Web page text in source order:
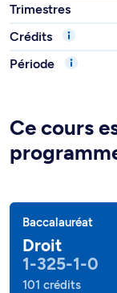
Trimestres
Crédits
Période
Ce cours
Baccalauréat
Droit
1-325-1-0
101 crédits